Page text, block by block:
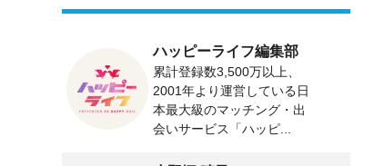
ハッピーライフ編集部
累計登録数3,500万以上、
2001年より運営している日
本最大級のマッチング・出
会いサービス「ハッピ...